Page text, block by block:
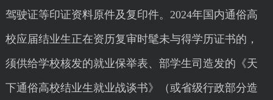
驾驶证等印证资料原件及复印件。2024年国内通俗高
校应届结业生正在资历复审时髦未与得学历证书的，
须供给学校核发的就业保举表、部学生司造发的《天
下通俗高校结业生就业战谈书》（或省级行政部分造